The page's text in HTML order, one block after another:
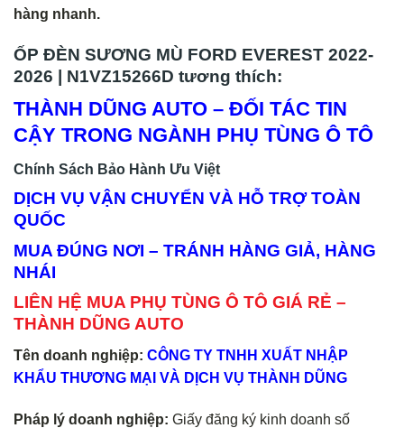
hàng nhanh.
ỐP ĐÈN SƯƠNG MÙ FORD EVEREST 2022-
2026 | N1VZ15266D tương thích:
THÀNH DŨNG AUTO – ĐỐI TÁC TIN
CẬY TRONG NGÀNH PHỤ TÙNG Ô TÔ
Chính Sách Bảo Hành Ưu Việt
DỊCH VỤ VẬN CHUYỂN VÀ HỖ TRỢ TOÀN
QUỐC
MUA ĐÚNG NƠI – TRÁNH HÀNG GIẢ, HÀNG
NHÁI
LIÊN HỆ MUA PHỤ TÙNG Ô TÔ GIÁ RẺ –
THÀNH DŨNG AUTO
Tên doanh nghiệp: CÔNG TY TNHH XUẤT NHẬP
KHẨU THƯƠNG MẠI VÀ DỊCH VỤ THÀNH DŨNG
Pháp lý doanh nghiệp: Giấy đăng ký kinh doanh số